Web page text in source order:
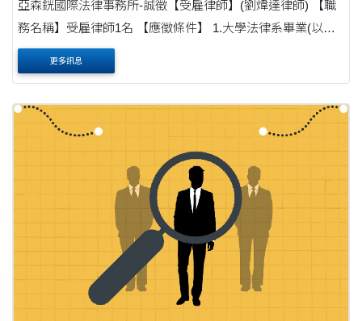
亞森銧國際法律事務所-誠徵【受雇律師】(劉煒達律師) 【職
務名稱】受雇律師1名 【應徵條件】 1.大學法律系畢業(以
上)。 2.律師高考及格並完成律師基礎訓練及實習。 3.心思細
膩，情緒穩定，善於溝通，能....
更多訊息